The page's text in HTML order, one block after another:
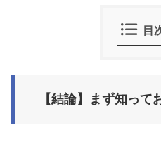
目
【結論】まず知って